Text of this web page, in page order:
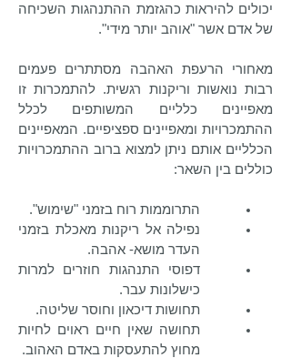
יכולים להיראות כהגזמת ההתנהגות השכיחה
של אדם אשר "אוהב יותר מידי".
מאחורי הרעפת האהבה מסתתרים פעמים
רבות נואשות וריקנות רגשית. להתמכרות זו
מאפיינים כלליים המשותפים לכלל
ההתמכרויות ומאפיינים ספציפיים. המאפיינים
הכלליים אותם ניתן למצוא ברוב ההתמכרויות
כוללים בין השאר:
התרוממות רוח בזמני "שימוש".
נפילה אל ריקנות מאכלת בזמני
העדר מושא- אהבה.
דפוסי התנהגות חוזרים למרות
כישלונות עבר.
תחושות דיכאון וחוסר שליטה.
תחושה שאין חיים ראוים לחיות
מחוץ להתעסקות באדם האהוב.